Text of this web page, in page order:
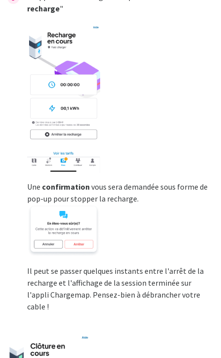
recharge"
Une confirmation vous sera demandée sous forme de
pop-up pour stopper la recharge.
Il peut se passer quelques instants entre l'arrêt de la
recharge et l'affichage de la session terminée sur
l'appli Chargemap. Pensez-bien à débrancher votre
cable !